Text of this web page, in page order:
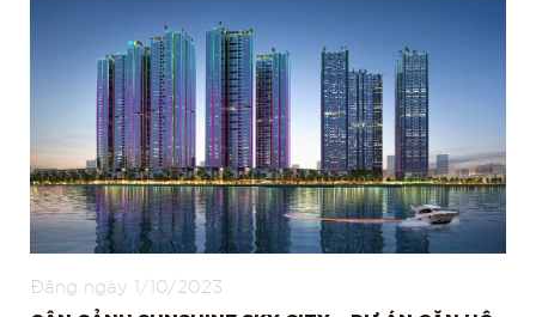
Đăng ngày 1/10/2023